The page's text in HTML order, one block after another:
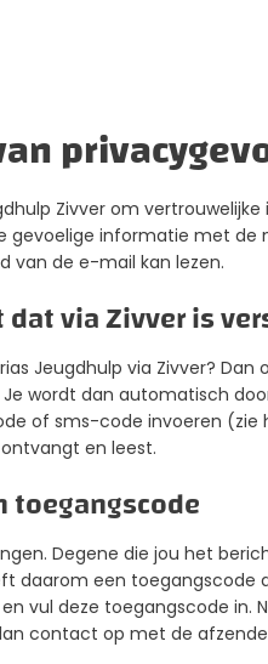
Zivver om
gevoelige informatie met
van de e-mail kan lezen.
via Zivver is
Jeugdhulp via Zivver?
Je wordt dan automatisch
of sms-code invoeren
en leest.
toegangscode
Degene die jou het
daarom een toegangscode
en vul deze toegangscode in.
contact op met de